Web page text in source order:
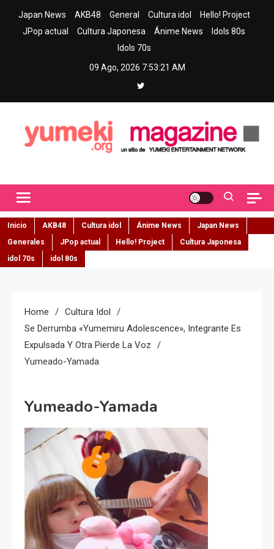
Japan News AKB48 General Cultura idol
Hello! Project
JPop actual
Cultura Japonesa Ánime News
Idols 80s
Idols 70s
09 Ago, 2026 7:53:22 AM
Inicio AKB48 Cultura idol Ánime News
Japan News
Generales
JPop actual Hello! Project
Cultura Japonesa
idol 70s
idol 80s
Home
Cultura Idol
Se Derrumba «Yumemiru Adolescence», Integrante Es
Expulsada Y Otra Pierde La Voz
Yumeado-Yamada
Yumeado-Yamada